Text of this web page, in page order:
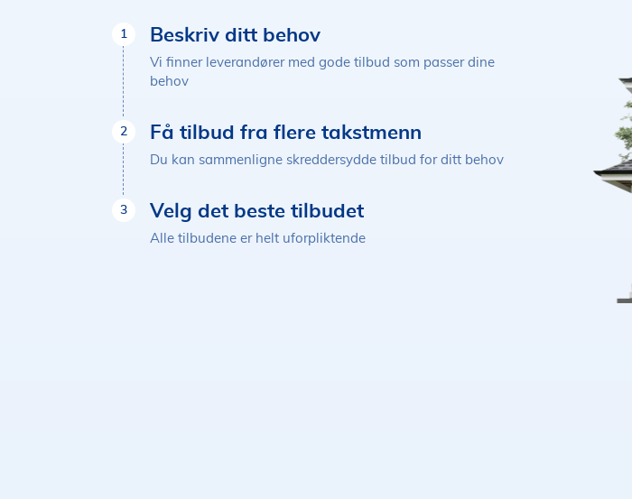
1 Beskriv ditt behov
Vi finner leverandører med gode tilbud som passer dine
behov
2 Få tilbud fra flere takstmenn
Du kan sammenligne skreddersydde tilbud for ditt behov
3 Velg det beste tilbudet
Alle tilbudene er helt uforpliktende